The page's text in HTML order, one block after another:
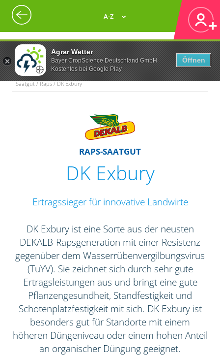
Agrar Wetter
Bayer CropScience Deutschland GmbH
Kostenlos bei Google Play
Öffnen
A-Z
Saatgut / Raps / DK Exbury
RAPS-SAATGUT
DK Exbury
Ertragssieger für innovative Landwirte
DK Exbury ist eine Sorte aus der neusten
DEKALB-Rapsgeneration mit einer Resistenz
gegenüber dem Wasserrübenvergilbungsvirus
(TuYV). Sie zeichnet sich durch sehr gute
Ertragsleistungen aus und bringt eine gute
Pflanzengesundheit, Standfestigkeit und
Schotenplatzfestigkeit mit sich. DK Exbury ist
besonders gut für Standorte mit einem
höheren Düngeniveau oder einem hohen Anteil
an organischer Düngung geeignet.